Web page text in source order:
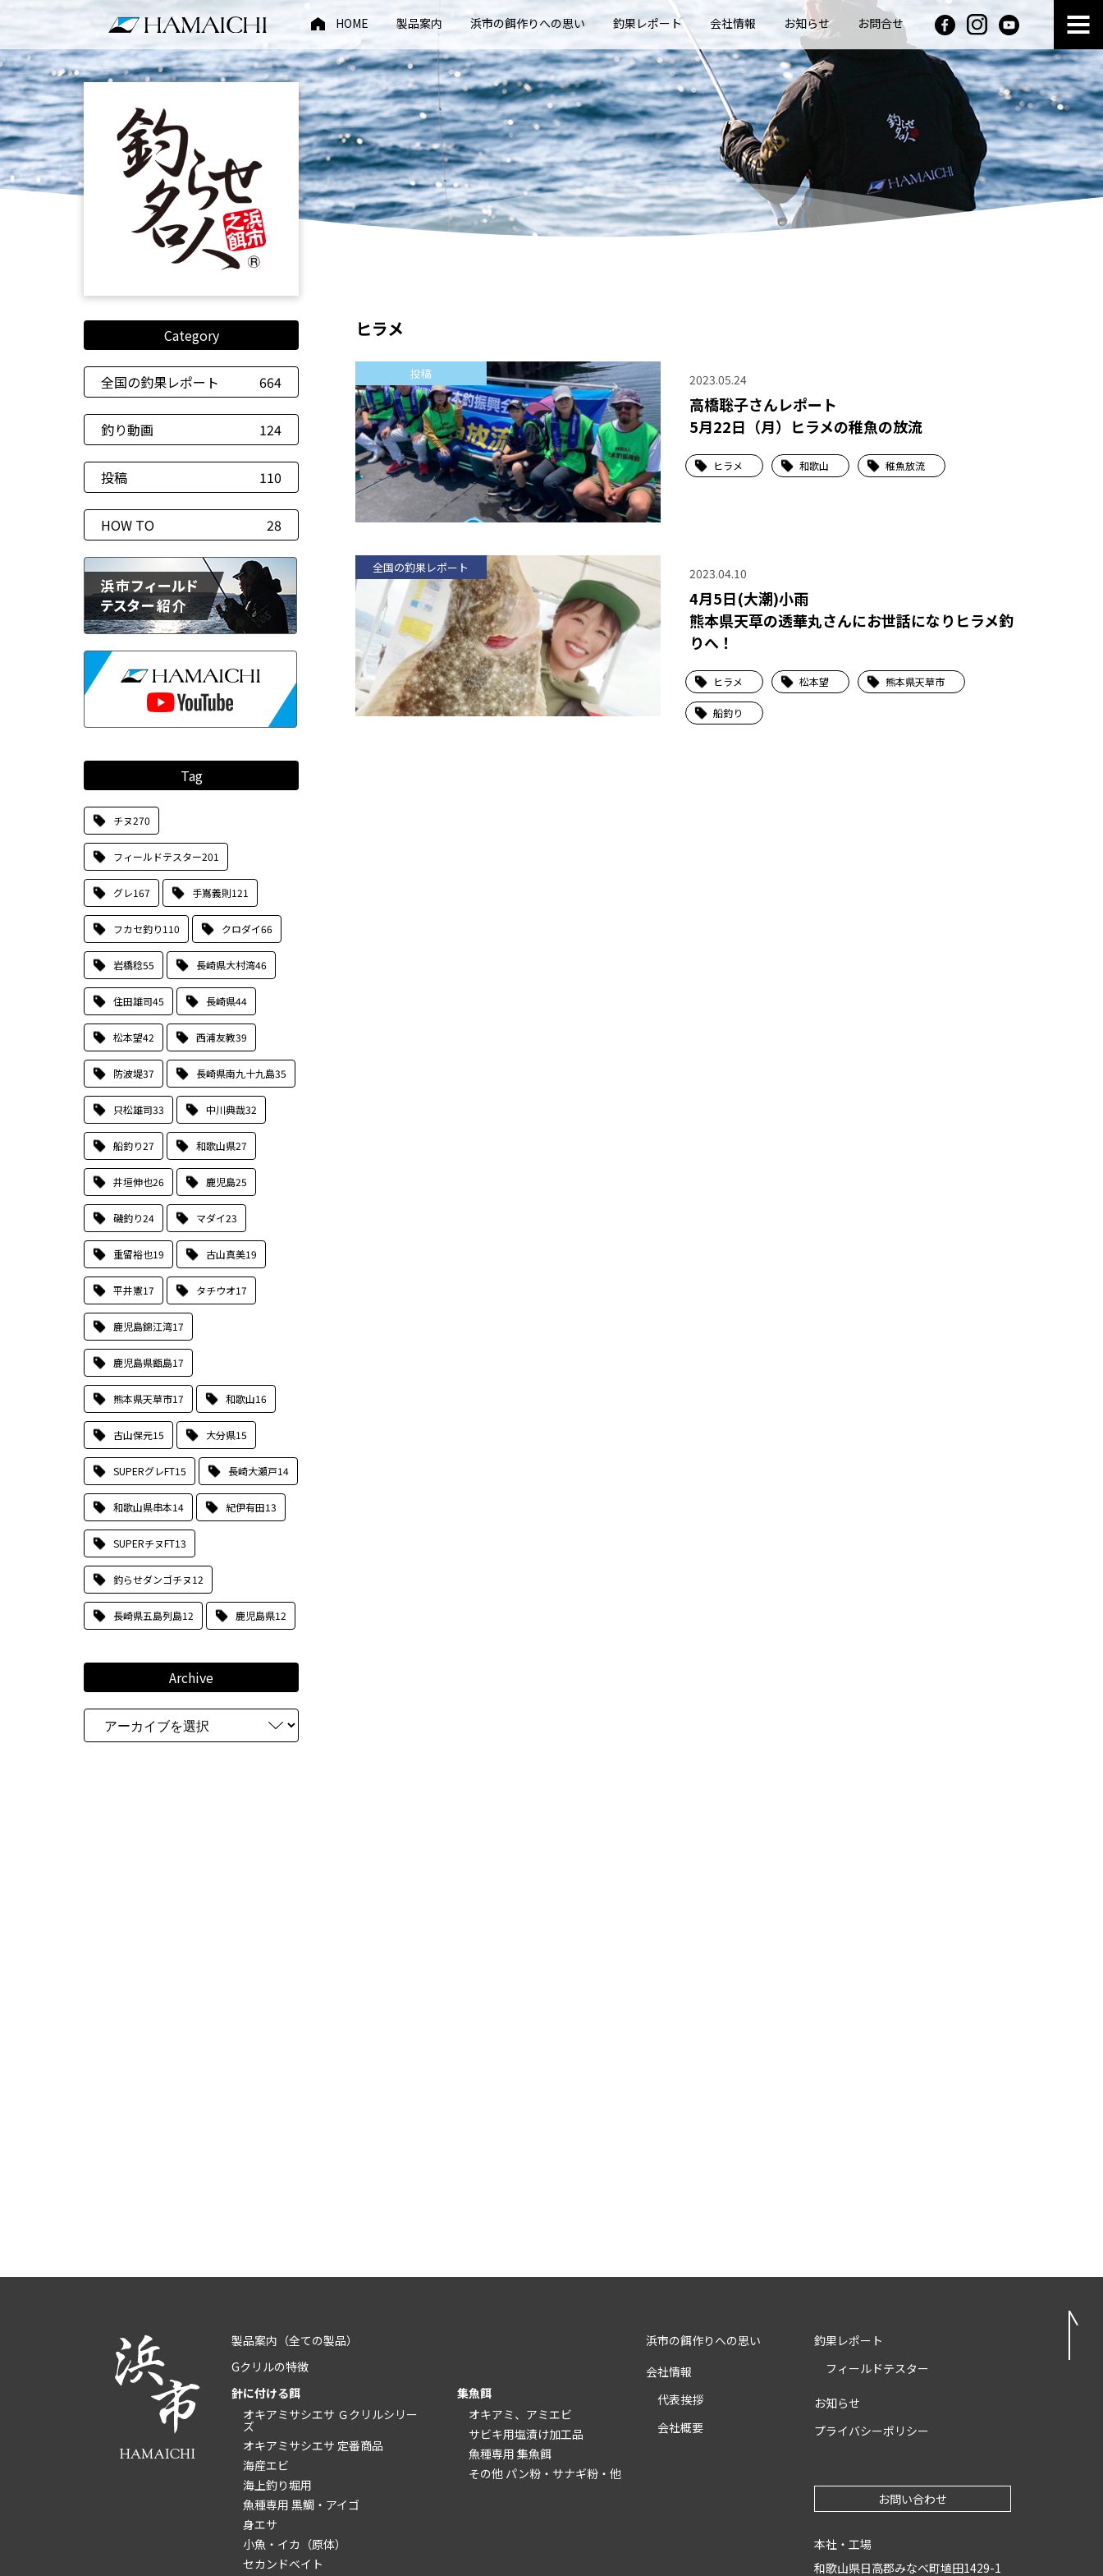
HOME 製品案内 浜市の餌作りへの思い 釣果レポート 会社情報 お知らせ お問合せ
Category
全国の釣果レポート 664
釣り動画 124
投稿 110
HOW TO 28
Tag
チヌ270
フィールドテスター201
グレ167 手嶌義則121
フカセ釣り110 クロダイ66
岩橋稔55 長崎県大村湾46
住田雄司45 長崎県44
松本望42 西浦友教39
防波堤37 長崎県南九十九島35
只松雄司33 中川典哉32
船釣り27 和歌山県27
井垣伸也26 鹿児島25
磯釣り24 マダイ23
重留裕也19 古山真美19
平井憲17 タチウオ17
鹿児島錦江湾17
鹿児島県甑島17
熊本県天草市17 和歌山16
古山保元15 大分県15
SUPERグレFT15 長崎大瀬戸14
和歌山県串本14 紀伊有田13
SUPERチヌFT13
釣らせダンゴチヌ12
長崎県五島列島12 鹿児島県12
Archive
ヒラメ
投稿 2023.05.24
高橋聡子さんレポート
5月22日（月）ヒラメの稚魚の放流
ヒラメ 和歌山 稚魚放流
全国の釣果レポート 2023.04.10
4月5日(大潮)小雨
熊本県天草の透華丸さんにお世話になりヒラメ釣
りへ！
ヒラメ 松本望 熊本県天草市
船釣り
製品案内 （全ての製品）
Gクリルの特徴
針に付ける餌
オキアミサシエサ Ｇクリルシリー
ズ
オキアミサシエサ 定番商品
海産エビ
海上釣り堀用
魚種専用 黒鯛・アイゴ
身エサ
小魚・イカ（原体）
セカンドベイト
集魚餌
オキアミ、アミエビ
サビキ用塩漬け加工品
魚種専用 集魚餌
その他 パン粉・サナギ粉・他
浜市の餌作りへの思い
会社情報
代表挨拶
会社概要
釣果レポート
フィールドテスター
お知らせ
プライバシーポリシー
お問い合わせ
本社・工場
和歌山県日高郡みなべ町埴田1429-1